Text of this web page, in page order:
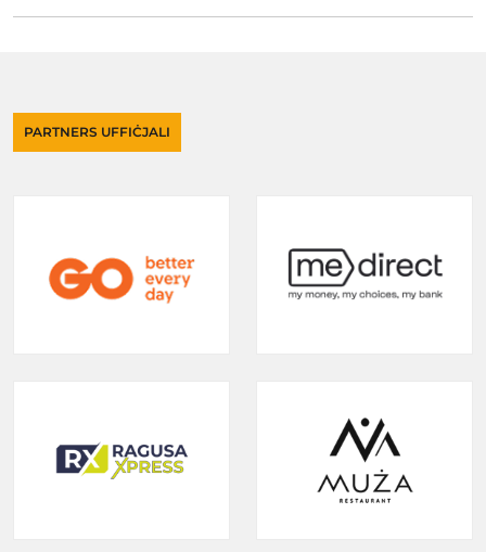
PARTNERS UFFIĊJALI